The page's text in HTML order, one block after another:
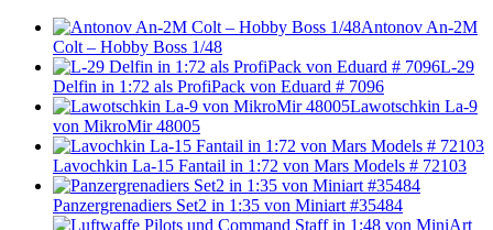
Antonov An-2M
Colt – Hobby Boss 1/48
L-29
Delfin in 1:72 als ProfiPack von Eduard # 7096
Lawotschkin La-9
von MikroMir 48005
Lavochkin La-15 Fantail in 1:72 von Mars Models # 72103
Panzergrenadiers Set2 in 1:35 von Miniart #35484